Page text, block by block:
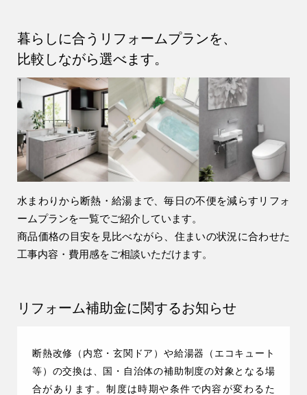
暮らしに合うリフォームプランを、
比較しながら選べます。
水まわりから断熱・給湯まで、毎日の不便を減らすリフォ
ームプランを一覧でご紹介しています。
商品価格の目安を見比べながら、住まいの状況に合わせた
工事内容・費用感をご相談いただけます。
リフォーム補助金に関するお知らせ
断熱改修（内窓・玄関ドア）や給湯器（エコキュート
等）の交換は、国・自治体の補助制度の対象となる場
合があります。制度は時期や条件で内容が変わるた
アパート建築
工場・倉庫・プレハブ建築
事業用建物
土地活用
リフォーム・リノベーション
土地探しサポート
ショールーム・モデルハウス